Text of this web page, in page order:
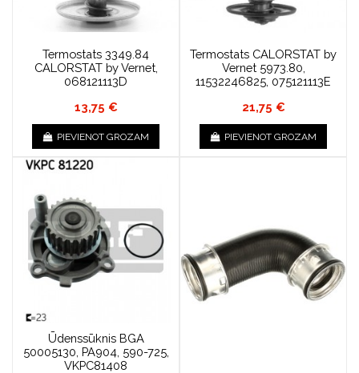
Termostats 3349.84
CALORSTAT by Vernet,
068121113D
13,75 €
PIEVIENOT GROZAM
Termostats CALORSTAT by
Vernet 5973.80,
11532246825, 075121113E
21,75 €
PIEVIENOT GROZAM
Ūdenssūknis BGA
50005130, PA904, 590-725,
VKPC81408